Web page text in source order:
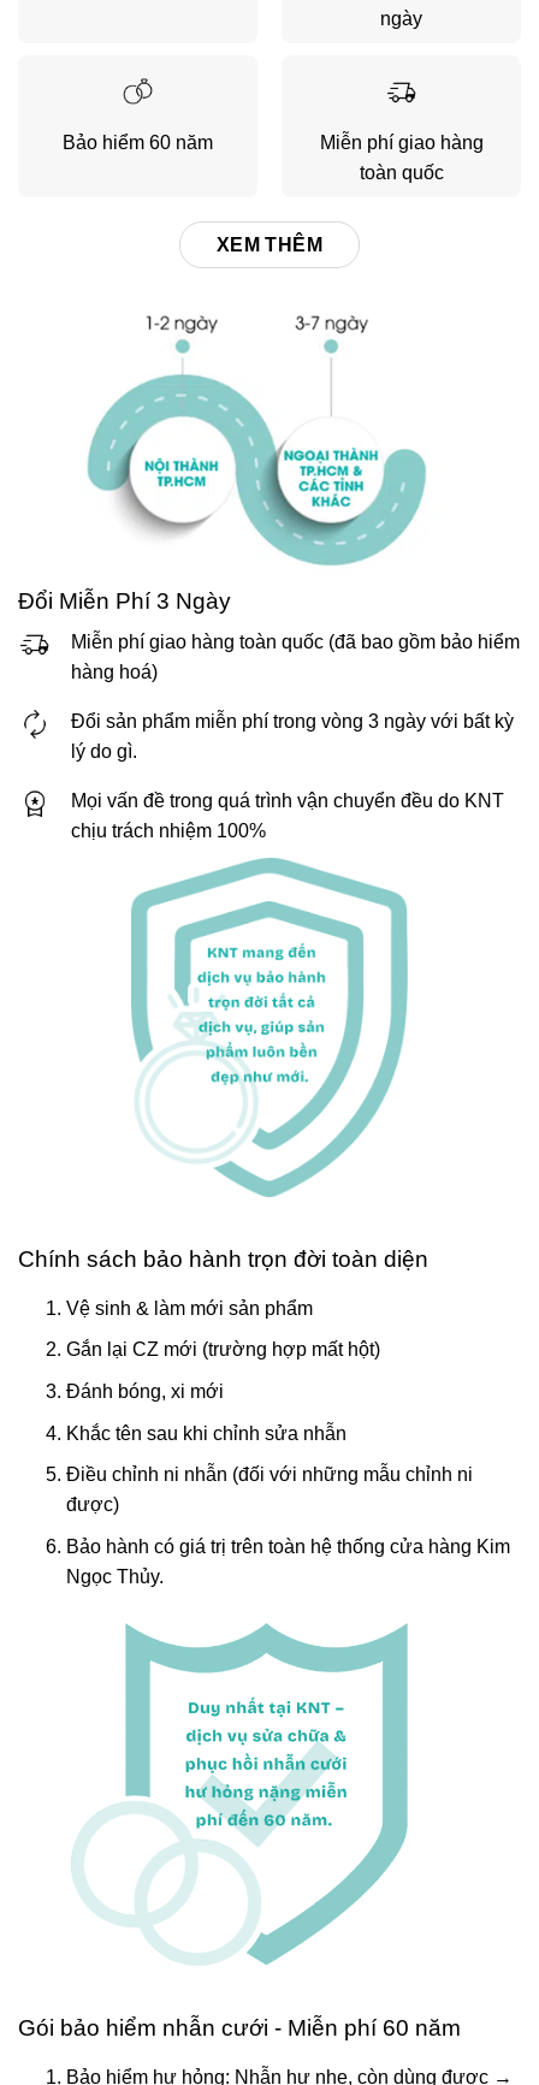
ngày
Bảo hiểm 60 năm
Miễn phí giao hàng
toàn quốc
XEM THÊM
Đổi Miễn Phí 3 Ngày
Miễn phí giao hàng toàn quốc (đã bao gồm bảo hiểm
hàng hoá)
Đổi sản phẩm miễn phí trong vòng 3 ngày với bất kỳ
lý do gì.
Mọi vấn đề trong quá trình vận chuyển đều do KNT
chịu trách nhiệm 100%
Chính sách bảo hành trọn đời toàn diện
Vệ sinh & làm mới sản phẩm
Gắn lại CZ mới (trường hợp mất hột)
Đánh bóng, xi mới
Khắc tên sau khi chỉnh sửa nhẫn
Điều chỉnh ni nhẫn (đối với những mẫu chỉnh ni
được)
Bảo hành có giá trị trên toàn hệ thống cửa hàng Kim
Ngọc Thủy.
Gói bảo hiểm nhẫn cưới - Miễn phí 60 năm
Bảo hiểm hư hỏng: Nhẫn hư nhẹ, còn dùng được →